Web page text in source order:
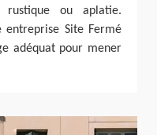
ou aplatie.
entreprise Site Fermé
adéquat pour mener